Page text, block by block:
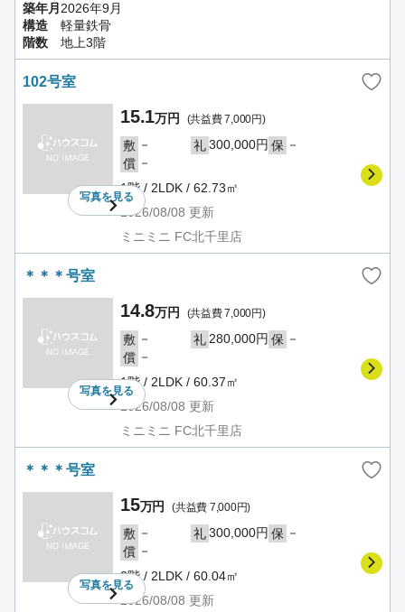
築年月 2026年9月
構造
軽量鉄骨
階数
地上3階
102号室
写真を見る
15.1万円 (共益費 7,000円)
敷 － 礼300,000円 保 －
償 －
1階 / 2LDK / 62.73㎡
2026/08/08 更新
ミニミニ FC北千里店
＊＊＊号室
写真を見る
14.8万円 (共益費 7,000円)
敷 － 礼280,000円 保 －
償 －
1階 / 2LDK / 60.37㎡
2026/08/08 更新
ミニミニ FC北千里店
＊＊＊号室
写真を見る
15万円 (共益費 7,000円)
敷 － 礼300,000円 保 －
償 －
2階 / 2LDK / 60.04㎡
2026/08/08 更新